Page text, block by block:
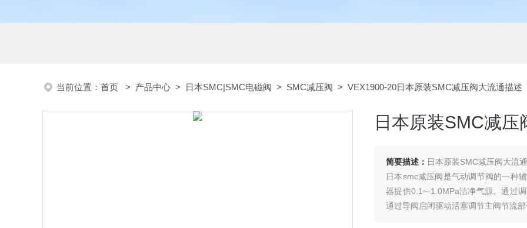
当前位置： 首页 > 产品中心 > 日本SMC|SMC电磁阀 > SMC减压阀 > VEX1900-20日本原装SMC减压阀大流通描述
日本原装SMC减压
简要描述： 日本原装SMC减压阀大流
日本smc减压阀是气动调节阀的一种
器提供0.1~-1.0MPa洁净气源。通过
通过导阀启闭驱动活塞调节主阀节流